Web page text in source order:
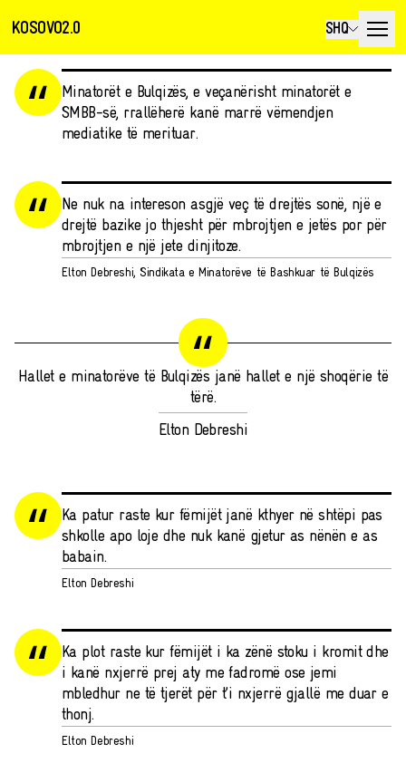
KOSOVO2.0 SHQ
Minatorët e Bulqizës, e veçanërisht minatorët e
SMBB-së, rrallëherë kanë marrë vëmendjen
mediatike të merituar.
Ne nuk na intereson asgjë veç të drejtës sonë, një e
drejtë bazike jo thjesht për mbrojtjen e jetës por për
mbrojtjen e një jete dinjitoze.
Elton Debreshi, Sindikata e Minatorëve të Bashkuar të Bulqizës
Hallet e minatorëve të Bulqizës janë hallet e një shoqërie të
tërë.
Elton Debreshi
Ka patur raste kur fëmijët janë kthyer në shtëpi pas
shkolle apo loje dhe nuk kanë gjetur as nënën e as
babain.
Elton Debreshi
Ka plot raste kur fëmijët i ka zënë stoku i kromit dhe
i kanë nxjerrë prej aty me fadromë ose jemi
mbledhur ne të tjerët për t’i nxjerrë gjallë me duar e
thonj.
Elton Debreshi